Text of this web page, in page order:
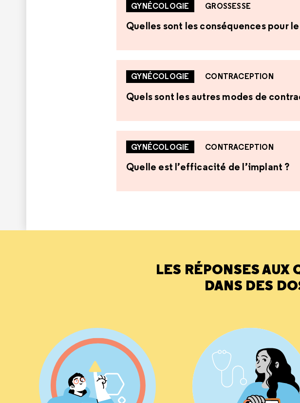
GYNÉCOLOGIE GROSSESSE
Quelles sont les conséquences pour
GYNÉCOLOGIE CONTRACEPTION
Quels sont les autres modes de
GYNÉCOLOGIE CONTRACEPTION
Quelle est l’efficacité de l’implant ?
LES RÉPONSES AUX
DANS DES